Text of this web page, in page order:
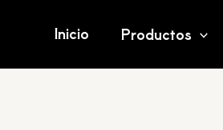
Inicio Productos